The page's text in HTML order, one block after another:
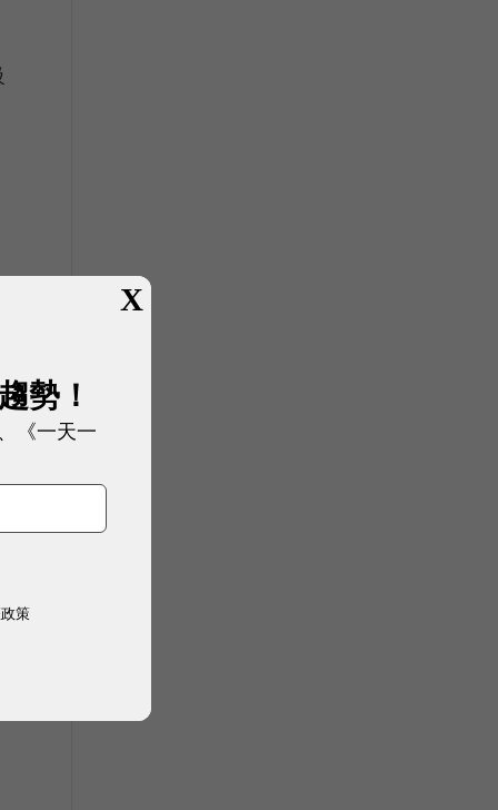
X
勢！
《一天一
策